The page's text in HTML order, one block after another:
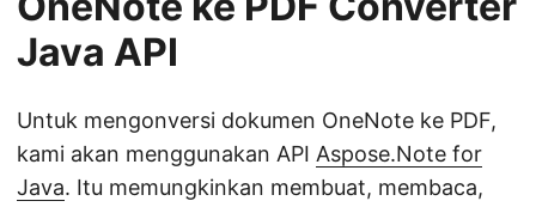
Java API
Untuk mengonversi dokumen OneNote ke PDF,
kami akan menggunakan API Aspose.Note for
Java. Itu memungkinkan membuat, membaca,